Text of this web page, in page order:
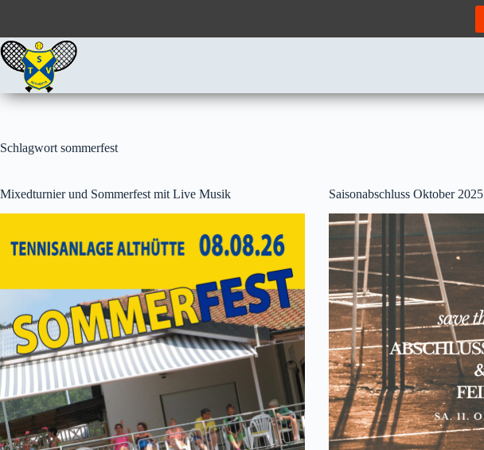
springen
Schlagwort sommerfest
Mixedturnier und Sommerfest mit Live Musik Saisonabschluss Oktober 2025